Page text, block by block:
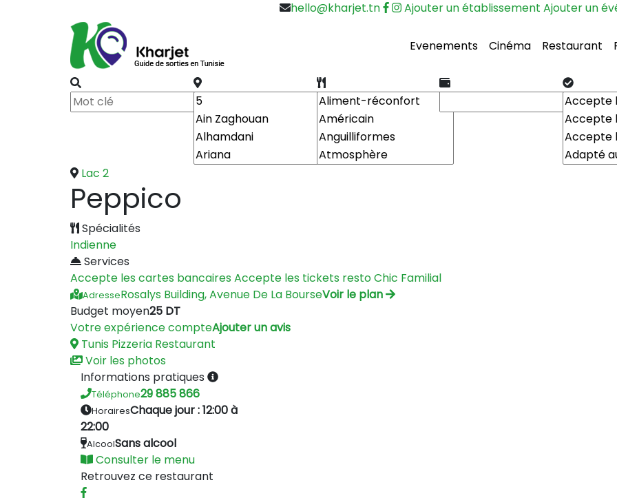
hello@kharjet.tn Ajouter un établissement Ajouter un
Evenements Cinéma Restaurant
Lac 2
Peppico
Spécialités
Indienne
Services
Accepte les cartes bancaires Accepte les tickets restoChic Familial
AdresseRosalys Building, Avenue De La BourseVoir le plan
Budget moyen25 DT
Votre expérience compteAjouter un avis
Tunis Pizzeria Restaurant
Voir les photos
Informations pratiques
Téléphone29 885 866
HorairesChaque jour : 12:00 à
22:00
AlcoolSans alcool
Consulter le menu
Retrouvez ce restaurant